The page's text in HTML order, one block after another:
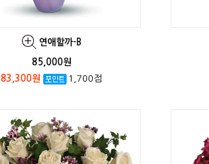
연애할까-B
85,000원
83,300원
1,700점